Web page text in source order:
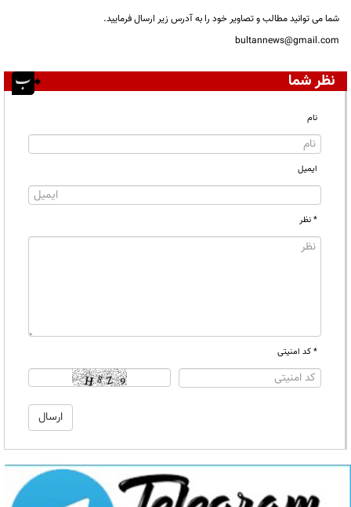
شما می توانید مطالب و تصاویر خود را به آدرس زیر ارسال فرمایید.
bultannews@gmail.com
نظر شما
نام
ایمیل
* نظر
* کد امنیتی